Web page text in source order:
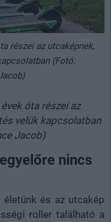
részei az utcaképnek,
(Fotó:
óta részei az
velük kapcsolatban
Jacob)
nincs
és az utcakép
roller található a